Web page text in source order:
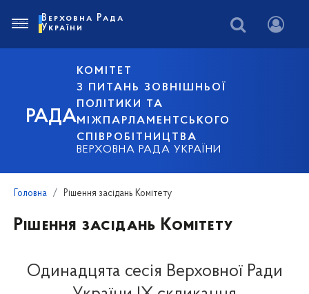
РАДА
КОМІТЕТ
З ПИТАНЬ ЗОВНІШНЬОЇ
ПОЛІТИКИ ТА
МІЖПАРЛАМЕНТСЬКОГО
СПІВРОБІТНИЦТВА
ВЕРХОВНА РАДА УКРАЇНИ
Верховна Рада
України
Головна Рішення засідань Комітету
Рішення засідань Комітету
Oдинадцята сесія Верховної Ради